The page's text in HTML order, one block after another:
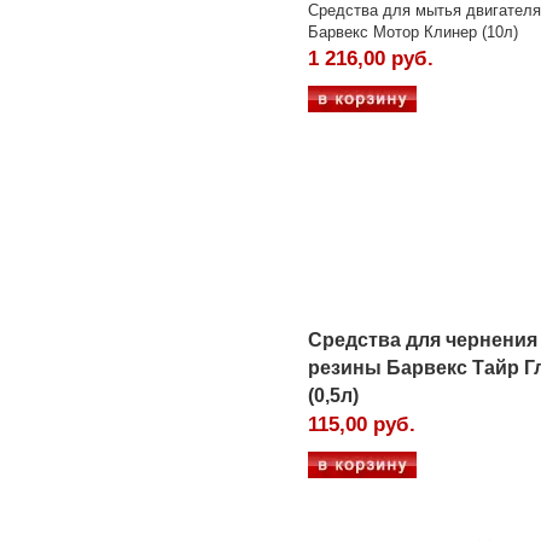
Средства для мытья двигателя
Барвекс Мотор Клинер (10л)
1 216,00 руб.
Средства для чернения
резины Барвекс Тайр
(0,5л)
115,00 руб.